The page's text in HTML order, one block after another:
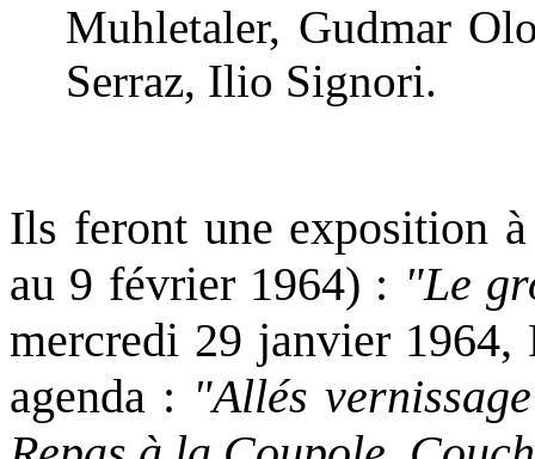
Muhletaler, Gudmar
Serraz, Ilio Signori.
Ils feront une exposition
au 9 février 1964) : "Le
mercredi 29 janvier 1964,
agenda : "Allés